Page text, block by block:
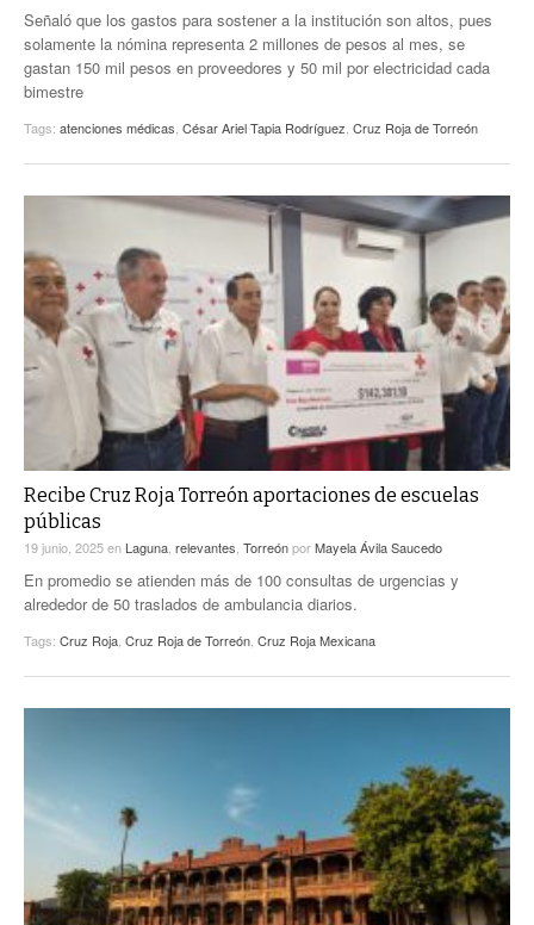
Señaló que los gastos para sostener a la institución son altos, pues
solamente la nómina representa 2 millones de pesos al mes, se
gastan 150 mil pesos en proveedores y 50 mil por electricidad cada
bimestre
Tags: atenciones médicas César Ariel Tapia Rodríguez Cruz Roja de Torreón
Recibe Cruz Roja Torreón aportaciones de escuelas
públicas
19 junio, 2025en Laguna relevantes TorreónporMayela Ávila Saucedo
En promedio se atienden más de 100 consultas de urgencias y
alrededor de 50 traslados de ambulancia diarios.
Tags: Cruz Roja Cruz Roja de Torreón Cruz Roja Mexicana